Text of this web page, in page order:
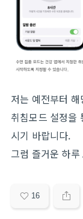
저는 예전부터
취침모드 설정을
시기 바랍니다.
그럼 즐거운 하
16